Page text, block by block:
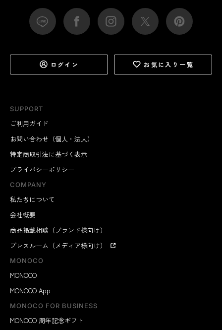
SUPPORT
ご利用ガイド
お問い合わせ（個人・法人）
特定商取引法に基づく表示
プライバシーポリシー
COMPANY
私たちについて
会社概要
商品掲載相談（ブランド様向け）
プレスルーム（メディア様向け）
MONOCO
MONOCO
MONOCO App
MONOCO FOR BUSINESS
MONOCO 周年記念ギフト
ログイン お気に入り一覧